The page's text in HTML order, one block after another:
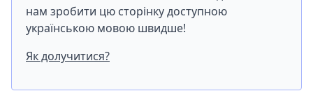
нам зробити цю сторінку доступною
українською мовою швидше!
Як долучитися?